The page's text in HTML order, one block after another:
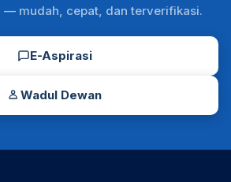
— mudah, cepat, dan terverifikasi.
E-Aspirasi
Wadul Dewan